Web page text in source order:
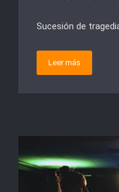
Sucesión de
Leer más